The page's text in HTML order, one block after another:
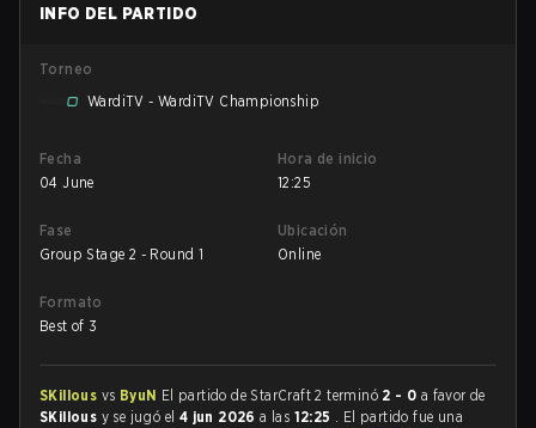
INFO DEL PARTIDO
Torneo
WardiTV - WardiTV Championship
Fecha
04 June
Hora de inicio
12:25
Fase
Group Stage 2 - Round 1
Ubicación
Online
Formato
Best of 3
SKillous vs ByuN El partido de StarCraft 2 terminó 2 - 0 a favor de
SKillous y se jugó el 4 jun 2026a las 12:25 . El partido fue una